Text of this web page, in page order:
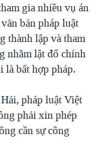
NAM
VIỆT NAM
HẢI SÂM
TỪ NÔNG THÔN MỸ
gia nhiều vụ án
bản pháp luật
thành lập và tham
nhằm lật đổ chính
là bất hợp pháp.
pháp luật Việt
phải xin phép
cần sự công